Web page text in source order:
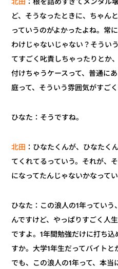
ど、そうなったときに、ちゃん
っていうのがよかったよね。常
わけじゃないじゃない？そうい
てすごく叱責しちゃったりとか
付けちゃうケースって、普通に
庭って、そういう雰囲気がすご
ひなた：そうですね。
北田 ：ひなたくんが、ひなたく
てくれてるっていう。それが、
になってたんじゃないかなってい
ひなた：この浪人の1年ってい
んですけど、 やっぱりすごく人
ですよ。1年間勉強だけに打ち
すか。大学1年生だってバイトと
でも、この浪人の1年って、本